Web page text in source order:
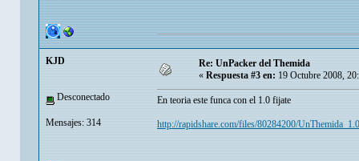
KJD
Desconectado
Mensajes: 314
Re: UnPacker del Themida
« Respuesta #3 en: 19 Octubre 2008,
En teoria este funca con el 1.0 fijate
http://rapidshare.com/files/80284200/